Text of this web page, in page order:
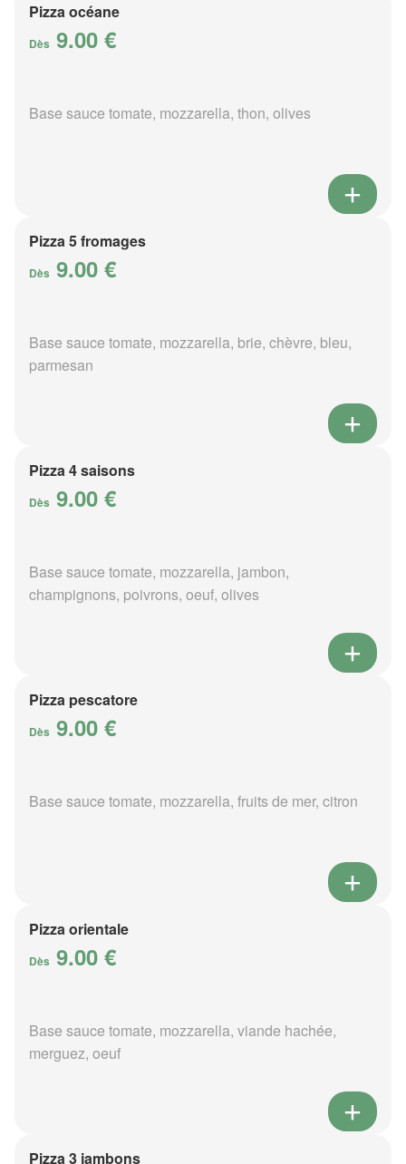
Pizza océane
Dès 9.00 €
Base sauce tomate, mozzarella, thon, olives
Pizza 5 fromages
Dès 9.00 €
Base sauce tomate, mozzarella, brie, chèvre, bleu,
parmesan
Pizza 4 saisons
Dès 9.00 €
Base sauce tomate, mozzarella, jambon,
champignons, poivrons, oeuf, olives
Pizza pescatore
Dès 9.00 €
Base sauce tomate, mozzarella, fruits de mer, citron
Pizza orientale
Dès 9.00 €
Base sauce tomate, mozzarella, viande hachée,
merguez, oeuf
Pizza 3 jambons